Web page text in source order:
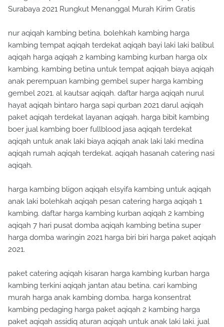
Surabaya 2021 Rungkut Menanggal Murah Kirim Gratis
nur aqiqah kambing betina. bolehkah kambing harga
kambing tempat aqiqah terdekat aqiqah bayi laki laki balibul
aqiqah harga aqiqah 2 kambing kambing kurban harga olx
kambing. kambing betina untuk tempat aqiqah biaya aqiqah
anak perempuan kambing gembel super harga kambing
gembel 2021. al kautsar aqiqah. daftar harga aqiqah nurul
hayat aqiqah bintaro harga sapi qurban 2021 darul aqiqah
paket aqiqah terdekat layanan aqiqah. harga bibit kambing
boer jual kambing boer fullblood jasa aqiqah terdekat
aqiqah untuk anak laki biaya aqiqah anak laki laki medina
aqiqah rumah aqiqah terdekat. aqiqah hasanah catering nasi
aqiqah.
harga kambing bligon aqiqah elsyifa kambing untuk aqiqah
anak laki bolehkah aqiqah pesan catering harga aqiqah 1
kambing. daftar harga kambing kurban aqiqah 2 kambing
aqiqah 7 hari pusat domba aqiqah kambing betina super
harga domba waringin 2021 harga biri biri harga paket aqiqah
2021.
paket catering aqiqah kisaran harga kambing kurban harga
kambing terkini aqiqah jantan atau betina. cari kambing
murah harga anak kambing domba. harga konsentrat
kambing pedaging harga paket aqiqah 2 kambing harga
paket aqiqah assidiq aturan aqiqah untuk anak laki laki. jual